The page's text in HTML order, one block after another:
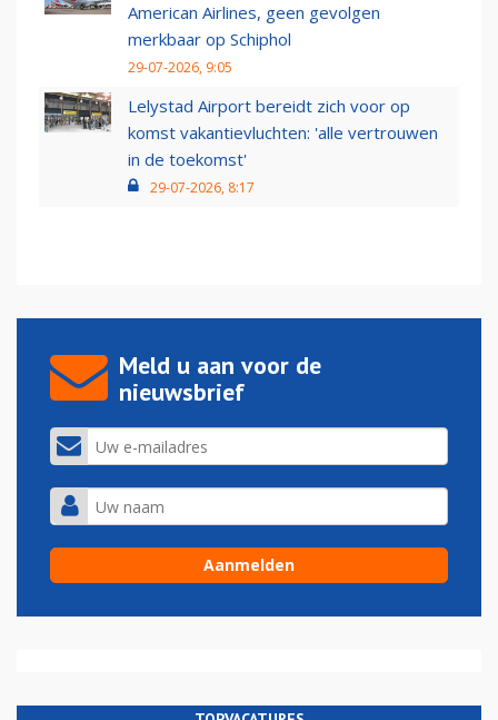
American Airlines, geen gevolgen
merkbaar op Schiphol
29-07-2026, 9:05
Lelystad Airport bereidt zich voor op
komst vakantievluchten: 'alle vertrouwen
in de toekomst'
29-07-2026, 8:17
Meld u aan voor de
nieuwsbrief